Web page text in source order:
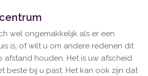
wel ongemakkelijk als er een
is, of wilt u om andere redenen dit
afstand houden. Het is uw afscheid
beste bij u past. Het kan ook zijn dat